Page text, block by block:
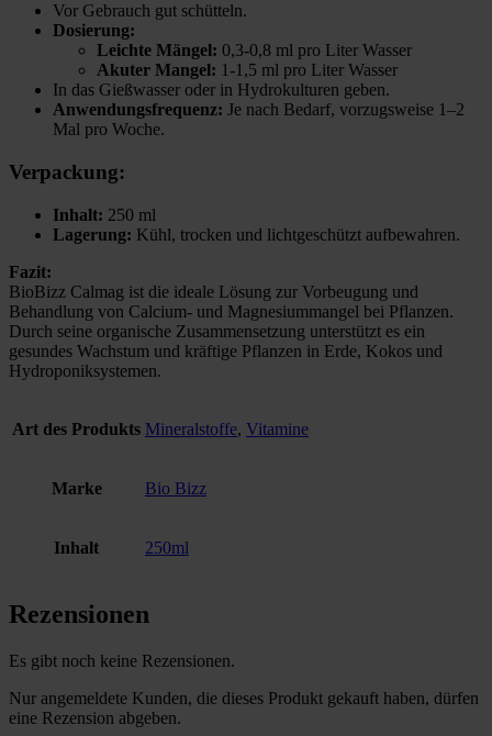
Vor Gebrauch gut schütteln.
Dosierung:
Leichte Mängel: 0,3-0,8 ml pro Liter Wasser
Akuter Mangel: 1-1,5 ml pro Liter Wasser
In das Gießwasser oder in Hydrokulturen geben.
Anwendungsfrequenz: Je nach Bedarf, vorzugsweise 1–2
Mal pro Woche.
Verpackung:
Inhalt: 250 ml
Lagerung: Kühl, trocken und lichtgeschützt aufbewahren.
Fazit:
BioBizz Calmag ist die ideale Lösung zur Vorbeugung und
Behandlung von Calcium- und Magnesiummangel bei Pflanzen.
Durch seine organische Zusammensetzung unterstützt es ein
gesundes Wachstum und kräftige Pflanzen in Erde, Kokos und
Hydroponiksystemen.
Art des Produkts Mineralstoffe, Vitamine
Marke Bio Bizz
Inhalt 250ml
Rezensionen
Es gibt noch keine Rezensionen.
Nur angemeldete Kunden, die dieses Produkt gekauft haben, dürfen
eine Rezension abgeben.